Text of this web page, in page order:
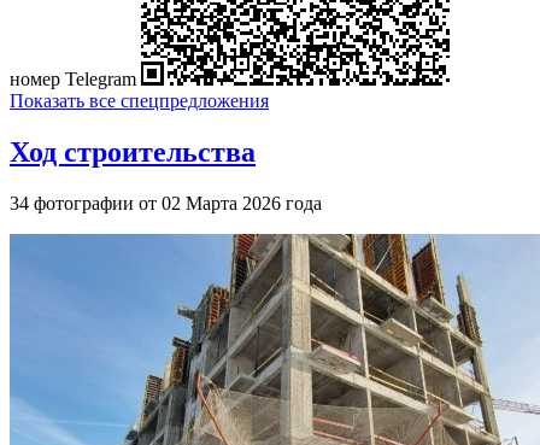
номер Telegram
Показать все спецпредложения
Ход строительства
34 фотографии от 02 Марта 2026 года